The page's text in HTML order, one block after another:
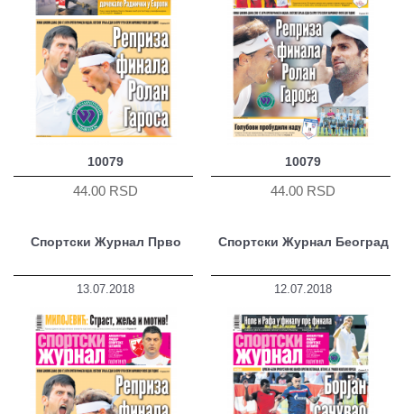
10079
44.00 RSD
10079
44.00 RSD
Спортски Журнал Прво
13.07.2018
Спортски Журнал Београд
12.07.2018